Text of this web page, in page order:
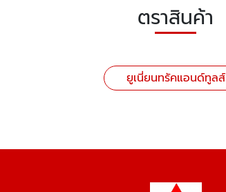
ตราสินค้า
ยูเนี่ยนทรัคแอนด์ทูลส์